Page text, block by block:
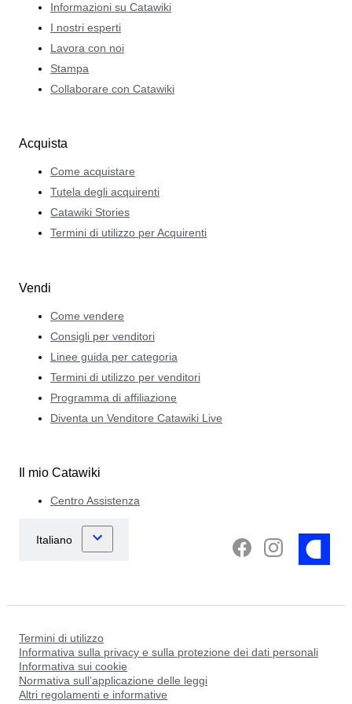
Informazioni su Catawiki
I nostri esperti
Lavora con noi
Stampa
Collaborare con Catawiki
Acquista
Come acquistare
Tutela degli acquirenti
Catawiki Stories
Termini di utilizzo per Acquirenti
Vendi
Come vendere
Consigli per venditori
Linee guida per categoria
Termini di utilizzo per venditori
Programma di affiliazione
Diventa un Venditore Catawiki Live
Il mio Catawiki
Centro Assistenza
Termini di utilizzo
Informativa sulla privacy e sulla protezione dei dati personali
Informativa sui cookie
Normativa sull’applicazione delle leggi
Altri regolamenti e informative